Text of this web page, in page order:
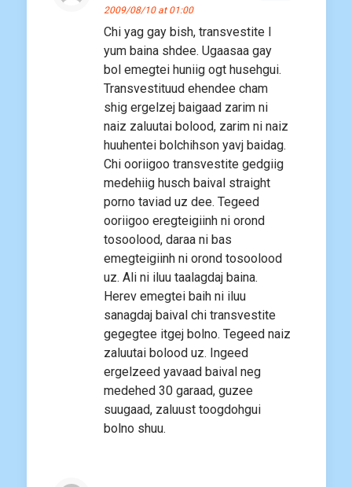
2009/08/10 at 01:00
Chi yag gay bish, transvestite l
yum baina shdee. Ugaasaa gay
bol emegtei huniig ogt husehgui.
Transvestituud ehendee cham
shig ergelzej baigaad zarim ni
naiz zaluutai bolood, zarim ni naiz
huuhentei bolchihson yavj baidag.
Chi ooriigoo transvestite gedgiig
medehiig husch baival straight
porno taviad uz dee. Tegeed
ooriigoo eregteigiinh ni orond
tosoolood, daraa ni bas
emegteigiinh ni orond tosoolood
uz. Ali ni iluu taalagdaj baina.
Herev emegtei baih ni iluu
sanagdaj baival chi transvestite
gegegtee itgej bolno. Tegeed naiz
zaluutai bolood uz. Ingeed
ergelzeed yavaad baival neg
medehed 30 garaad, guzee
suugaad, zaluust toogdohgui
bolno shuu.